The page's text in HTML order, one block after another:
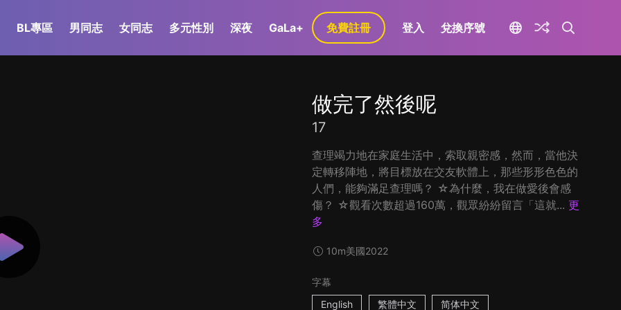
BL專區 男同志 女同志 多元性別 深夜 GaLa+ 免費註冊 登入 兌換序號
做完了然後呢
17
查理竭力地在家庭生活中，索取親密感，然而，當他決
定轉移陣地，將目標放在交友軟體上，那些形形色色的
人們，能夠滿足查理嗎？ ☆為什麼，我在做愛後會感
傷？ ☆觀看次數超過160萬，觀眾紛紛留言「這就... 更
多
10m美國2022
字幕
English
繁體中文 简体中文